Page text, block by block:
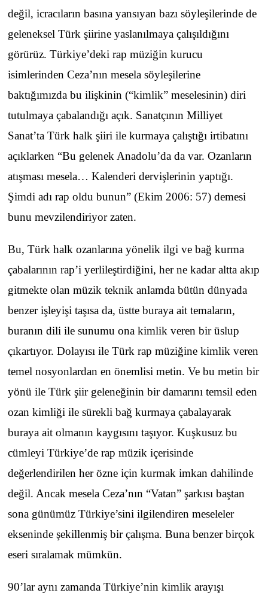
değil, icracıların basına yansıyan bazı söyleşilerinde de
geleneksel Türk şiirine yaslanılmaya çalışıldığını
görürüz. Türkiye’deki rap müziğin kurucu
isimlerinden Ceza’nın mesela söyleşilerine
baktığımızda bu ilişkinin (“kimlik” meselesinin) diri
tutulmaya çabalandığı açık. Sanatçının Milliyet
Sanat’ta Türk halk şiiri ile kurmaya çalıştığı irtibatını
açıklarken “Bu gelenek Anadolu’da da var. Ozanların
atışması mesela… Kalenderi dervişlerinin yaptığı.
Şimdi adı rap oldu bunun” (Ekim 2006: 57) demesi
bunu mevzilendiriyor zaten.
Bu, Türk halk ozanlarına yönelik ilgi ve bağ kurma
çabalarının rap’i yerlileştirdiğini, her ne kadar altta akıp
gitmekte olan müzik teknik anlamda bütün dünyada
benzer işleyişi taşısa da, üstte buraya ait temaların,
buranın dili ile sunumu ona kimlik veren bir üslup
çıkartıyor. Dolayısı ile Türk rap müziğine kimlik veren
temel nosyonlardan en önemlisi metin. Ve bu metin bir
yönü ile Türk şiir geleneğinin bir damarını temsil eden
ozan kimliği ile sürekli bağ kurmaya çabalayarak
buraya ait olmanın kaygısını taşıyor. Kuşkusuz bu
cümleyi Türkiye’de rap müzik içerisinde
değerlendirilen her özne için kurmak imkan dahilinde
değil. Ancak mesela Ceza’nın “Vatan” şarkısı baştan
sona günümüz Türkiye’sini ilgilendiren meseleler
ekseninde şekillenmiş bir çalışma. Buna benzer birçok
eseri sıralamak mümkün.
90’lar aynı zamanda Türkiye’nin kimlik arayışı